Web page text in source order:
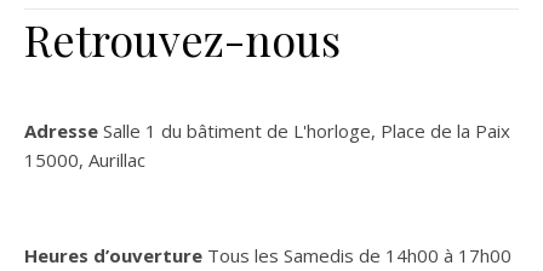
Retrouvez-nous
Adresse Salle 1 du bâtiment de L'horloge, Place de la Paix
15000, Aurillac
Heures d’ouverture Tous les Samedis de 14h00 à 17h00